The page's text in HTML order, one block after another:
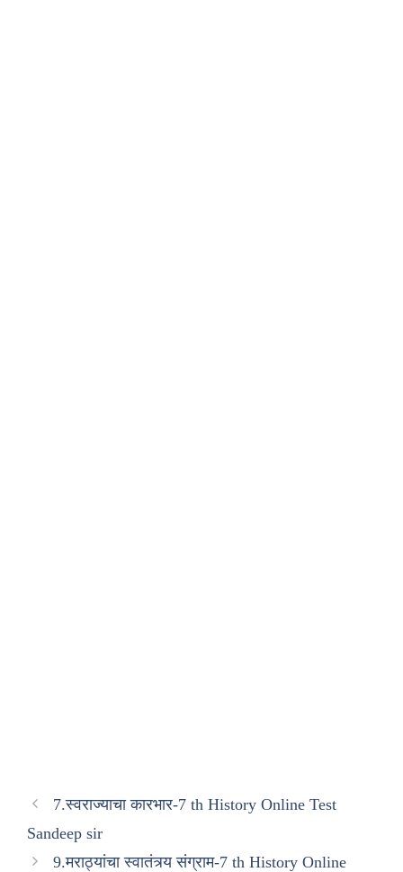
7.स्वराज्याचा कारभार-7 th History Online Test
Sandeep sir
9.मराठ्यांचा स्वातंत्र्य संग्राम-7 th History Online